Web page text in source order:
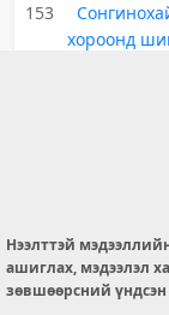
153
хороонд
авто
хүртэлх
хүрэх
Дарь
Нээлттэй
ашиглах, мэдээлэл
зөвшөөрсний үндсэн